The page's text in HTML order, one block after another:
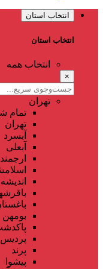
انتخاب استان
انتخاب استان
انتخاب همه
×
تهران
تمام
تهران
آبسرد
آبعلی
ارجمند
اندیشه
بومهن
پردیس
پرند
پیشوا